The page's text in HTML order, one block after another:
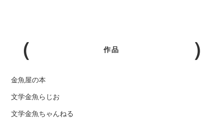
作品
金魚屋の本
文学金魚らじお
文学金魚ちゃんねる